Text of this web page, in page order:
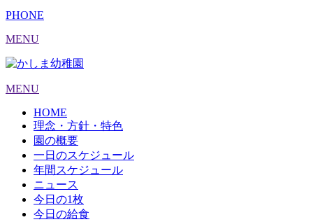
PHONE
MENU
MENU
HOME
理念・方針・特色
園の概要
一日のスケジュール
年間スケジュール
ニュース
今日の1枚
今日の給食